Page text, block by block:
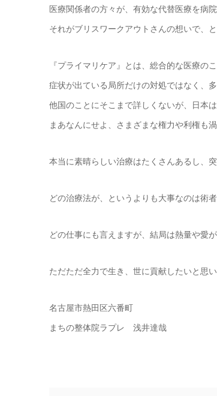
医療関係者の方々が、有効な代替医療を病
それがブリスワークアウトさんの想いで、
『プライマリケア』とは、総合的な医療のこ
症状が出ている局所だけの対処ではなく、
他国のことにそこまで詳しくないが、日本
まあなんにせよ、さまざまな権力や利権も
本当に素晴らしい治療はたくさんあるし、
どの治療法が、というよりも大事なのは術
どの仕事にも言えますが、結局は熱量や愛
ただただ全力で生き、世に貢献したいと思
名古屋市熱田区六番町
まちの整体院ラプレ 浅井達哉